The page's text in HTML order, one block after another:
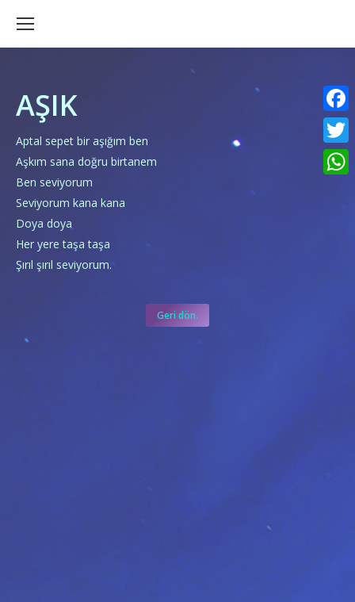
AŞIK
Aptal sepet bir aşığım ben
Aşkım sana doğru birtanem
Ben seviyorum
Seviyorum kana kana
Doya doya
Her yere taşa taşa
Şırıl şırıl seviyorum.
Geri dön.